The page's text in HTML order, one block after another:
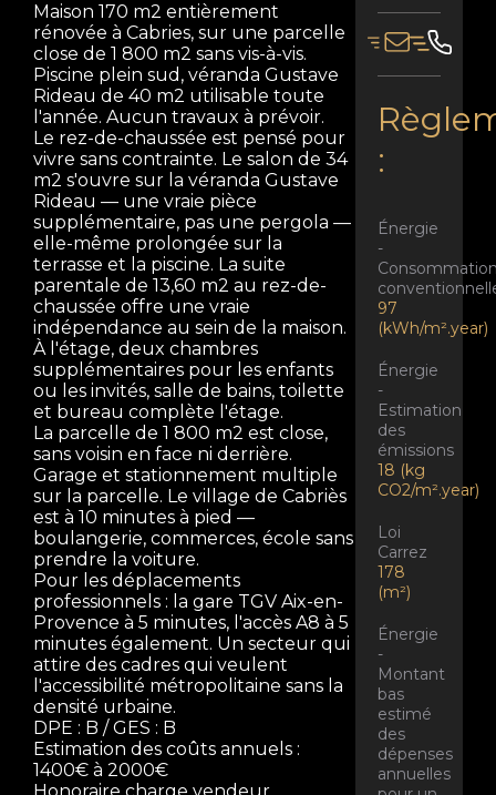
Maison 170 m2 entièrement
rénovée à Cabries, sur une parcelle
close de 1 800 m2 sans vis-à-vis.
Piscine plein sud, véranda Gustave
Rideau de 40 m2 utilisable toute
l'année. Aucun travaux à prévoir.
Le rez-de-chaussée est pensé pour
vivre sans contrainte. Le salon de 34
m2 s'ouvre sur la véranda Gustave
Rideau — une vraie pièce
supplémentaire, pas une pergola —
elle-même prolongée sur la
terrasse et la piscine. La suite
parentale de 13,60 m2 au rez-de-
chaussée offre une vraie
indépendance au sein de la maison.
À l'étage, deux chambres
supplémentaires pour les enfants
ou les invités, salle de bains, toilette
et bureau complète l'étage.
La parcelle de 1 800 m2 est close,
sans voisin en face ni derrière.
Garage et stationnement multiple
sur la parcelle. Le village de Cabriès
est à 10 minutes à pied —
boulangerie, commerces, école sans
prendre la voiture.
Pour les déplacements
professionnels : la gare TGV Aix-en-
Provence à 5 minutes, l'accès A8 à 5
minutes également. Un secteur qui
attire des cadres qui veulent
l'accessibilité métropolitaine sans la
densité urbaine.
DPE : B / GES : B
Estimation des coûts annuels :
1400€ à 2000€
:
Énergie
-
97
(kWh/m².year)
Énergie
-
Estimation
des
émissions
18 (kg
CO2/m².year)
Loi
Carrez
178
(m²)
Énergie
-
Montant
bas
estimé
des
dépenses
annuelles